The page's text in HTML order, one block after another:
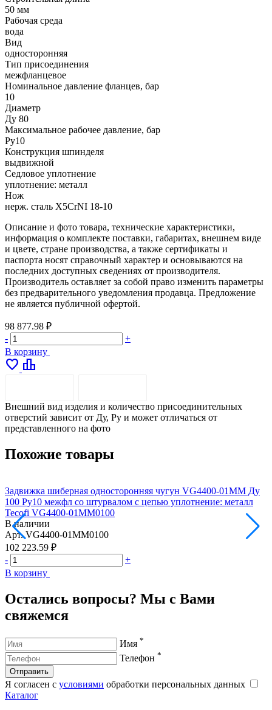
50 мм
Рабочая среда
вода
Вид
односторонняя
Тип присоединения
межфланцевое
Номинальное давление фланцев, бар
10
Диаметр
Ду 80
Максимальное рабочее давление, бар
Ру10
Конструкция шпинделя
выдвижной
Седловое уплотнение
уплотнение: металл
Нож
нерж. сталь X5CrNI 18-10
Описание и фото товара, технические характеристики,
информация о комплекте поставки, габаритах, внешнем виде
и цвете, стране производства, а также сертификаты и
паспорта носят справочный характер и основываются на
последних доступных сведениях от производителя.
Производитель оставляет за собой право изменить параметры
без предварительного уведомления продавца. Предложение
не является публичной офертой.
98 877.98 ₽
-
+
В корзину
favorite leaderboard
Внешний вид изделия и количество присоединительных
отверстий зависит от Ду, Pу и может отличаться от
представленного на фото
Похожие товары
Задвижка шиберная односторонняя чугун VG4400-01MM Ду
100 Ру10 межфл со штурвалом с цепью уплотнение: металл
Tecofi VG4400-01MM0100
В наличии
Арт. VG4400-01MM0100
102 223.59 ₽
-
+
В корзину
Остались вопросы? Мы с Вами
свяжемся
Имя *
Телефон *
Отправить
Я согласен с условиями обработки персональных данных
Каталог